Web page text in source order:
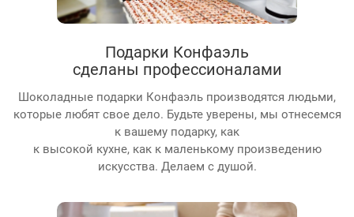
Подарки Конфаэль
сделаны профессионалами
Шоколадные подарки Конфаэль производятся людьми,
которые любят свое дело. Будьте уверены, мы отнесемся
к вашему подарку, как
к высокой кухне, как к маленькому произведению
искусства. Делаем с душой.